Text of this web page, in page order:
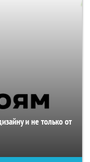
и не только от